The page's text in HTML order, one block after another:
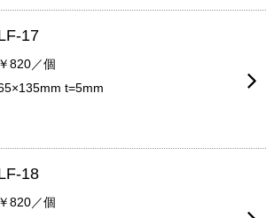
17
￥820／個
t=5mm
18
￥820／個